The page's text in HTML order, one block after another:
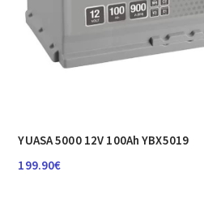
YUASA 5000 12V 100Ah YBX5019
199.90€